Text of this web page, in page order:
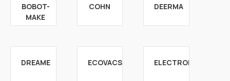
BOBOT-
MAKE
COHN DEERMA
DREAME ECOVACS ELECTROLUX